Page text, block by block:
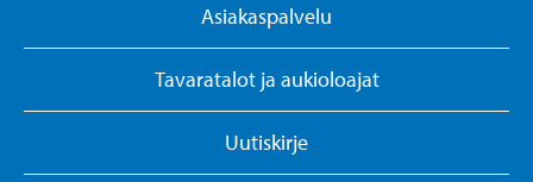
Asiakaspalvelu
Tavaratalot ja aukioloajat
Uutiskirje